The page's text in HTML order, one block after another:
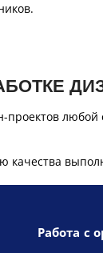
проектов
качества
Работа с